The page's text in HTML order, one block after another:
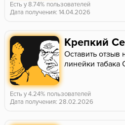
Есть у 8.74% пользователей
Дата получения: 14.04.2026
Крепкий
Оставить отзыв
линейки табака
Есть у 4.24% пользователей
Дата получения: 28.02.2026